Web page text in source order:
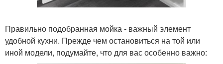
Правильно подобранная мойка - важный элемент
удобной кухни. Прежде чем остановиться на той или
иной модели, подумайте, что для вас особенно важно: